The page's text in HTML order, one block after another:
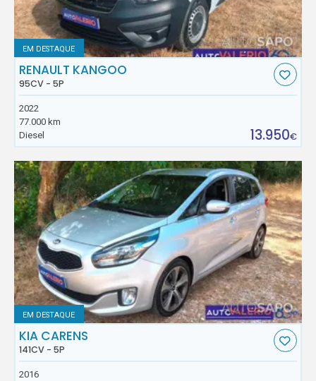
EM DESTAQUE
RENAULT KANGOO
95CV - 5P
2022
77.000 km
Diesel
13.950€
EM DESTAQUE
KIA CARENS
141CV - 5P
2016